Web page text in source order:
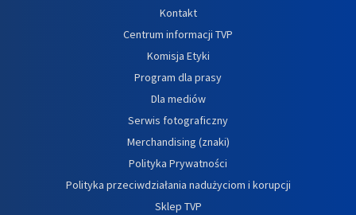
Kontakt
Centrum informacji TVP
Komisja Etyki
Program dla prasy
Dla mediów
Serwis fotograficzny
Merchandising (znaki)
Polityka Prywatności
Polityka przeciwdziałania nadużyciom i korupcji
Sklep TVP